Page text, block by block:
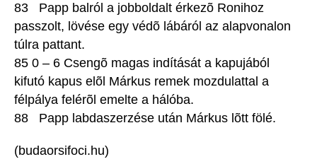
83 Papp balról a jobboldalt érkezõ Ronihoz
passzolt, lövése egy védõ lábáról az alapvonalon
túlra pattant.
85 0 – 6 Csengõ magas indítását a kapujából
kifutó kapus elõl Márkus remek mozdulattal a
félpálya felérõl emelte a hálóba.
88 Papp labdaszerzése után Márkus lõtt fölé.
(budaorsifoci.hu)